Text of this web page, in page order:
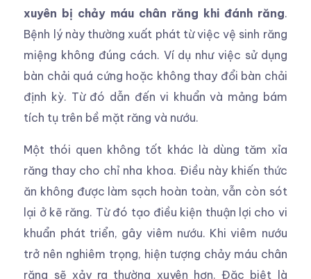
xuyên bị chảy máu chân răng khi đánh răng.
Bệnh lý này thường xuất phát từ việc vệ sinh răng
miệng không đúng cách. Ví dụ như việc sử dụng
bàn chải quá cứng hoặc không thay đổi bàn chải
định kỳ. Từ đó dẫn đến vi khuẩn và mảng bám
tích tụ trên bề mặt răng và nướu.
Một thói quen không tốt khác là dùng tăm xỉa
răng thay cho chỉ nha khoa. Điều này khiến thức
ăn không được làm sạch hoàn toàn, vẫn còn sót
lại ở kẽ răng. Từ đó tạo điều kiện thuận lợi cho vi
khuẩn phát triển, gây viêm nướu. Khi viêm nướu
trở nên nghiêm trọng, hiện tượng chảy máu chân
răng sẽ xảy ra thường xuyên hơn. Đặc biệt là